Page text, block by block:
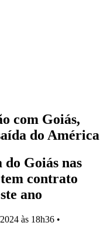
com Goiás,
do América
Goiás nas
contrato
ano
às 18h36 •